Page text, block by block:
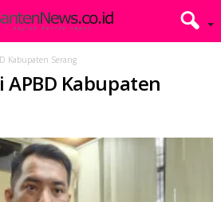
Kabupaten Serang
Kabupaten